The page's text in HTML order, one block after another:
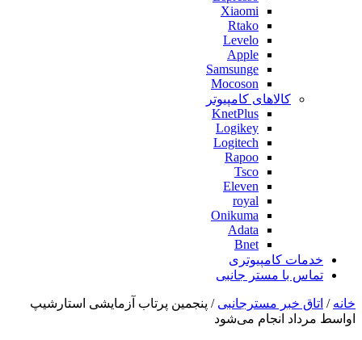
Xiaomi
Rtako
Levelo
Apple
Samsunge
Mocoson
کالاهای کامپیوتر
KnetPlus
Logikey
Logitech
Rapoo
Tsco
Eleven
royal
Onikuma
Adata
Bnet
خدمات کامپیوتری
تماس با مستر جانبی
خانه / اتاق خبر مسترجانبی / پنجمین پرتاب آزمایشی استارشیپ
اواسط مرداد انجام می‌شود